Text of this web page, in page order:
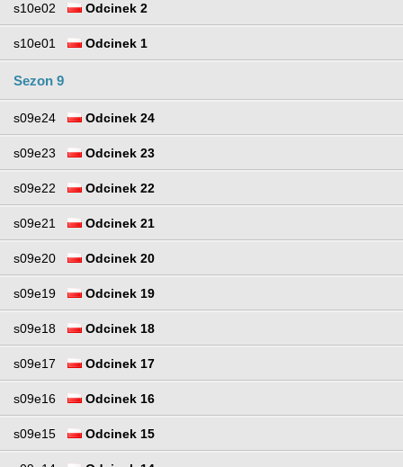
s10e02 Odcinek 2
s10e01 Odcinek 1
Sezon 9
s09e24 Odcinek 24
s09e23 Odcinek 23
s09e22 Odcinek 22
s09e21 Odcinek 21
s09e20 Odcinek 20
s09e19 Odcinek 19
s09e18 Odcinek 18
s09e17 Odcinek 17
s09e16 Odcinek 16
s09e15 Odcinek 15